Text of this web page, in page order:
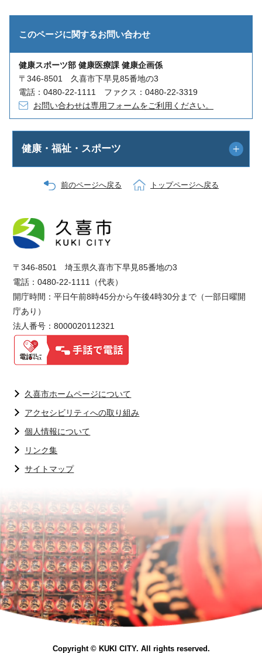
このページに関するお問い合わせ
健康スポーツ部 健康医療課 健康企画係
〒346-8501 久喜市下早見85番地の3
電話：0480-22-1111 ファクス：0480-22-3319
お問い合わせは専用フォームをご利用ください。
健康・福祉・スポーツ
前のページへ戻る トップページへ戻る
〒346-8501 埼玉県久喜市下早見85番地の3
電話：0480-22-1111（代表）
開庁時間：平日午前8時45分から午後4時30分まで（一部日曜開
庁あり）
法人番号：8000020112321
久喜市ホームページについて
アクセシビリティへの取り組み
個人情報について
リンク集
サイトマップ
Copyright © KUKI CITY. All rights reserved.